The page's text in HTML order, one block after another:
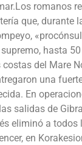
romanos
que, durante
hasta
del Mare
una
En
salidas de
eliminó a todos
en